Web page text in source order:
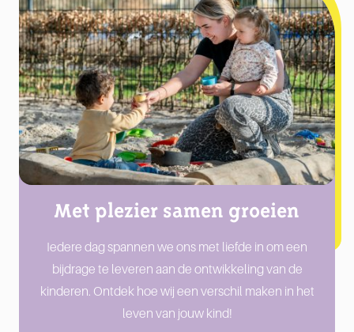
Met plezier samen groeien
Iedere dag spannen we ons met liefde in om een
bijdrage te leveren aan de ontwikkeling van de
kinderen. Ontdek hoe wij een verschil maken in het
leven van jouw kind!